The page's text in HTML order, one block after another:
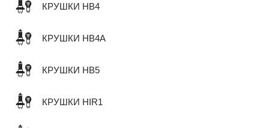
КРУШКИ HB4
КРУШКИ HB4A
КРУШКИ HB5
КРУШКИ HIR1